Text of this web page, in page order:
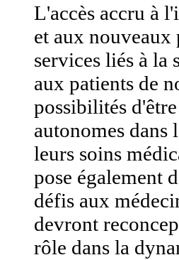
L'accès accru à
et aux nouveaux
services liés à la
aux patients de
possibilités
autonomes dans
leurs soins
pose également
défis aux
devront
rôle dans la